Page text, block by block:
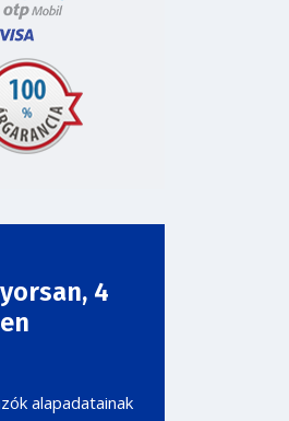
4
alapadatainak